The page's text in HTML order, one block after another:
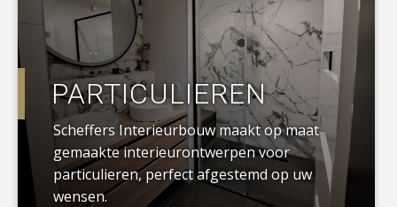
PARTICULIEREN
Scheffers Interieurbouw maakt op maat
gemaakte interieurontwerpen voor
particulieren, perfect afgestemd op uw
wensen.